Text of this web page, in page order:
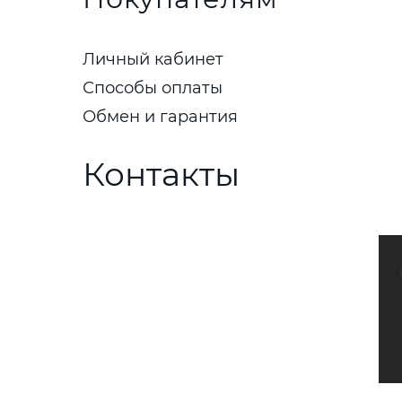
Личный кабинет
Способы оплаты
Обмен и гарантия
Контакты